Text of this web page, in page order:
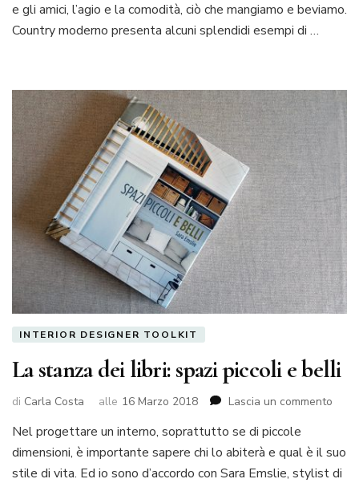
e gli amici, l’agio e la comodità, ciò che mangiamo e beviamo.
Country moderno presenta alcuni splendidi esempi di …
INTERIOR DESIGNER TOOLKIT
La stanza dei libri: spazi piccoli e belli
di Carla Costa alle 16 Marzo 2018 Lascia un commento
dei
libri:
Nel progettare un interno, soprattutto se di piccole
dimensioni, è importante sapere chi lo abiterà e qual è il suo
stile di vita. Ed io sono d’accordo con Sara Emslie, stylist di